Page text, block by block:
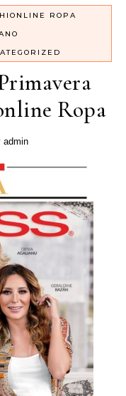
ROPA
Ropa
admin